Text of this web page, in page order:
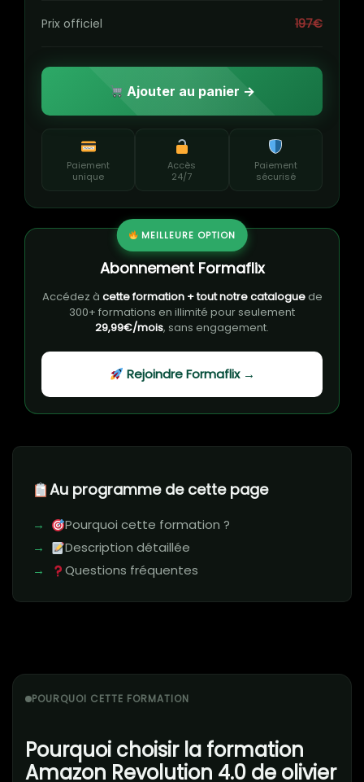
Au programme de cette page
Pourquoi cette formation ?
Description détaillée
Questions fréquentes
POURQUOI CETTE FORMATION
Pourquoi choisir la formation
Amazon Revolution 4.0 de olivier
Prix officiel 197€
Ajouter au panier →
Paiement
unique
Accès
24/7
Paiement
sécurisé
MEILLEURE OPTION
Abonnement Formaflix
Accédez à cette formation + tout notre cataloguede
300+ formations en illimité pour seulement
29,99€/mois, sans engagement.
Rejoindre Formaflix →